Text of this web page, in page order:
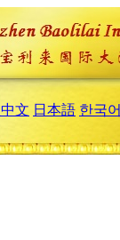
文 日本語 한국어